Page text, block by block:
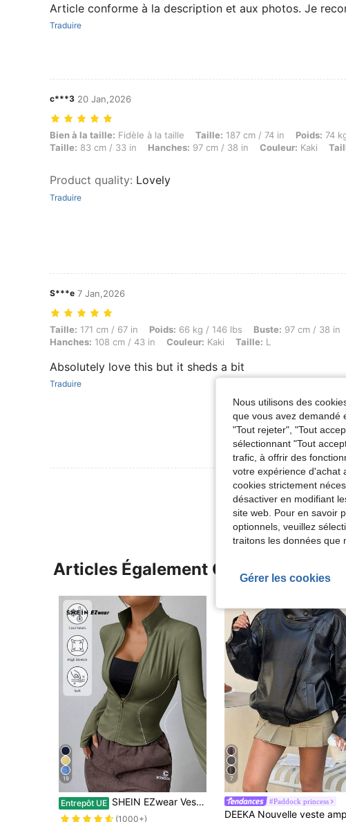
Article conforme à la description et aux photos. Je
Traduire
c***3 20 Jan,2026
Bien à la taille: Fidèle à la taille, Taille: 187 cm / 74 in, Poids: 74 kg / 163 lbs,
Bien à la taille: Fidèle à la taille Taille: 187 cm / 74 in Poids: 74
Taille: 83 cm / 33 in Hanches: 97 cm / 38 in Couleur: Kaki
Product quality: Lovely
Traduire
S***e 7 Jan,2026
Taille: 171 cm / 67 in, Poids: 66 kg / 146 lbs, Buste: 97 cm / 38 in, Taille: 72
Taille: 171 cm / 67 in Poids: 66 kg / 146 lbs Buste: 97 cm / 38 in
Hanches: 108 cm / 43 in Couleur: Kaki Taille: L
Absolutely love this but it sheds a bit
Traduire
Voir Plus D'avis
Articles Également Consultés
19
Entrepôt UE SHEIN EZwear Veste zippée à manches longues en tricot vert militaire clair pour femmes, protection solaire en automne/hiver
(1000+)
7
#Paddock princess
#1 BEST-SELLERS
(1000+)
Nous utilisons des
que vous avez demandé
"Tout rejeter", "Tout
sélectionnant "Tout
trafic, à offrir des
votre expérience d'achat
cookies strictement
désactiver en modifiant
site web. Pour en savoir
optionnels, veuillez
traitons les données que
Gérer les cookies